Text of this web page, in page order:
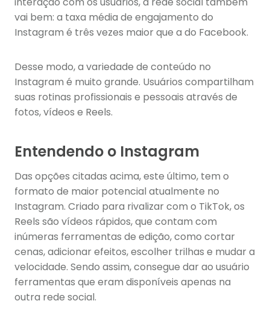
vai bem: a taxa média de engajamento do
Instagram é três vezes maior que a do Facebook.
Desse modo, a variedade de conteúdo no
Instagram é muito grande. Usuários compartilham
suas rotinas profissionais e pessoais através de
fotos, vídeos e Reels.
Entendendo o Instagram
Das opções citadas acima, este último, tem o
formato de maior potencial atualmente no
Instagram. Criado para rivalizar com o TikTok, os
Reels são vídeos rápidos, que contam com
inúmeras ferramentas de edição, como cortar
cenas, adicionar efeitos, escolher trilhas e mudar a
velocidade. Sendo assim, consegue dar ao usuário
ferramentas que eram disponíveis apenas na
outra rede social.